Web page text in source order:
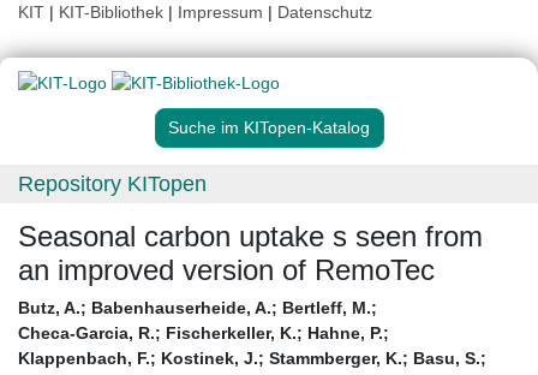
KIT | KIT-Bibliothek | Impressum | Datenschutz
Suche im KITopen-Katalog
Repository KITopen
Seasonal carbon uptake s seen from
an improved version of RemoTec
Butz, A.; Babenhauserheide, A.; Bertleff, M.;
Checa-Garcia, R.; Fischerkeller, K.; Hahne, P.;
Klappenbach, F.; Kostinek, J.; Stammberger, K.; Basu, S.;